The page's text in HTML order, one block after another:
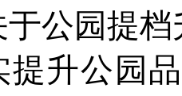
于公园提
提升公园